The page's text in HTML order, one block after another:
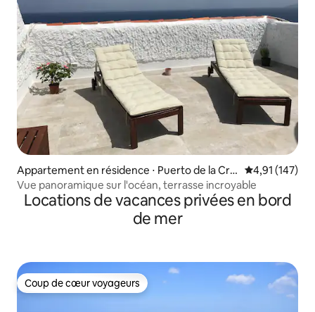
Appartement en résidence ⋅ Puerto de la Cru
z
Évaluation
4,91 (147)
Vue panoramique sur l'océan, terrasse incroyable
Locations de vacances privées en bord
de mer
Coup de cœur voyageurs
Coup de cœur voyageurs